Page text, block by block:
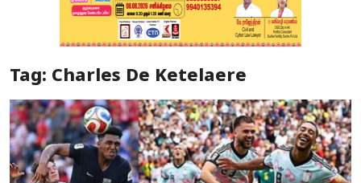
Special Story
Business
Tag: Charles De Ketelaere